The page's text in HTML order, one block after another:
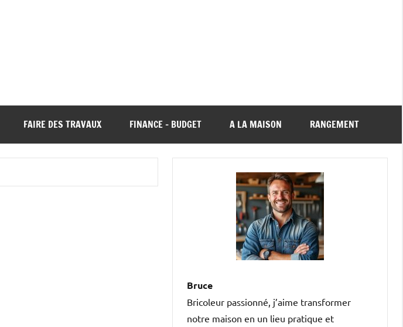
FAIRE DES TRAVAUX FINANCE – BUDGET A LA MAISON RANGEMENT
Bruce
Bricoleur passionné, j’aime transformer
notre maison en un lieu pratique et